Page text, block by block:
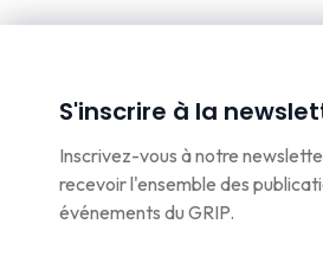
S'inscrire à la
Inscrivez-vous à notre
recevoir l'ensemble des
événements du GRIP.